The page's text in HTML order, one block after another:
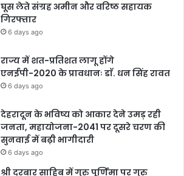
घूस लेते संग्रह अमीन और वरिष्ठ सहायक
गिरफ्तार
6 days ago
राज्य में शत-प्रतिशत लागू होंगे
एनईपी-2020 के प्रावधानः डाॅ. धन सिंह रावत
6 days ago
देहरादून के भविष्य को आकार देने उमड़ रही
जनता, महायोजना-2041 पर दूसरे चरण की
सुनवाई में बढ़ी भागीदारी
6 days ago
श्री दरबार साहिब में गुरु पूर्णिमा पर गुरु